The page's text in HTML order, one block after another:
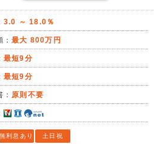
3.0 ～ 18.0％
：最大 800万円
最短9分
最短9分
原則不要
無利息あり 土日祝